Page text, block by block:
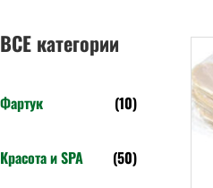
ВСЕ категории
Фартук (10)
Красота и SPA (50)